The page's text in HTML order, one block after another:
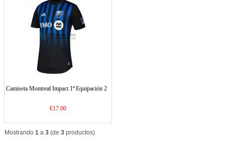
Camiseta Montreal Impact 1ª Equipación 2
€17.00
Mostrando 1a 3(de 3productos)